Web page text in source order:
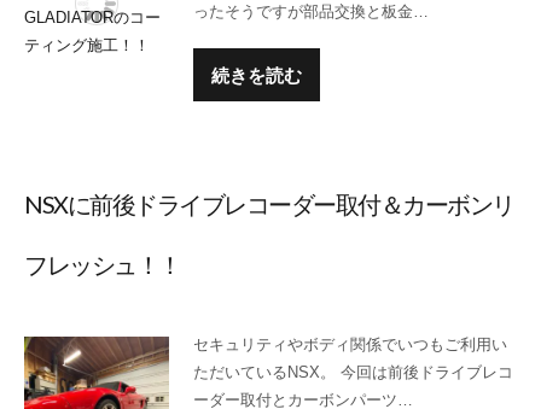
ったそうですが部品交換と板金…
続きを読む
NSXに前後ドライブレコーダー取付＆カーボンリ
フレッシュ！！
セキュリティやボディ関係でいつもご利用い
ただいているNSX。 今回は前後ドライブレコ
ーダー取付とカーボンパーツ…